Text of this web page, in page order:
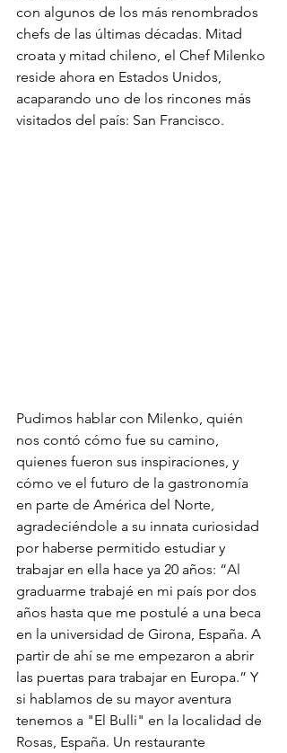
con algunos de los más renombrados
chefs de las últimas décadas. Mitad
croata y mitad chileno, el Chef Milenko
reside ahora en Estados Unidos,
acaparando uno de los rincones más
visitados del país: San Francisco.
Pudimos hablar con Milenko, quién
nos contó cómo fue su camino,
quienes fueron sus inspiraciones, y
cómo ve el futuro de la gastronomía
en parte de América del Norte,
agradeciéndole a su innata curiosidad
por haberse permitido estudiar y
trabajar en ella hace ya 20 años: “Al
graduarme trabajé en mi país por dos
años hasta que me postulé a una beca
en la universidad de Girona, España. A
partir de ahí se me empezaron a abrir
las puertas para trabajar en Europa.” Y
si hablamos de su mayor aventura
tenemos a "El Bulli" en la localidad de
Rosas, España. Un restaurante